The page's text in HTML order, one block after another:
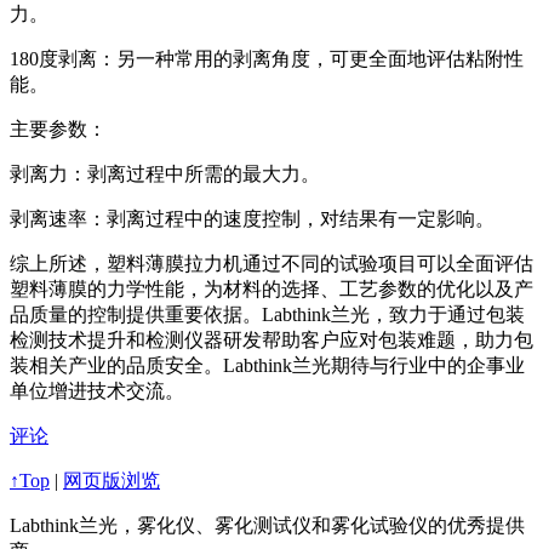
力。
180度剥离：另一种常用的剥离角度，可更全面地评估粘附性
能。
主要参数：
剥离力：剥离过程中所需的最大力。
剥离速率：剥离过程中的速度控制，对结果有一定影响。
综上所述，塑料薄膜拉力机通过不同的试验项目可以全面评估
塑料薄膜的力学性能，为材料的选择、工艺参数的优化以及产
品质量的控制提供重要依据。Labthink兰光，致力于通过包装
检测技术提升和检测仪器研发帮助客户应对包装难题，助力包
装相关产业的品质安全。Labthink兰光期待与行业中的企事业
单位增进技术交流。
评论
↑Top | 网页版浏览
Labthink兰光，雾化仪、雾化测试仪和雾化试验仪的优秀提供